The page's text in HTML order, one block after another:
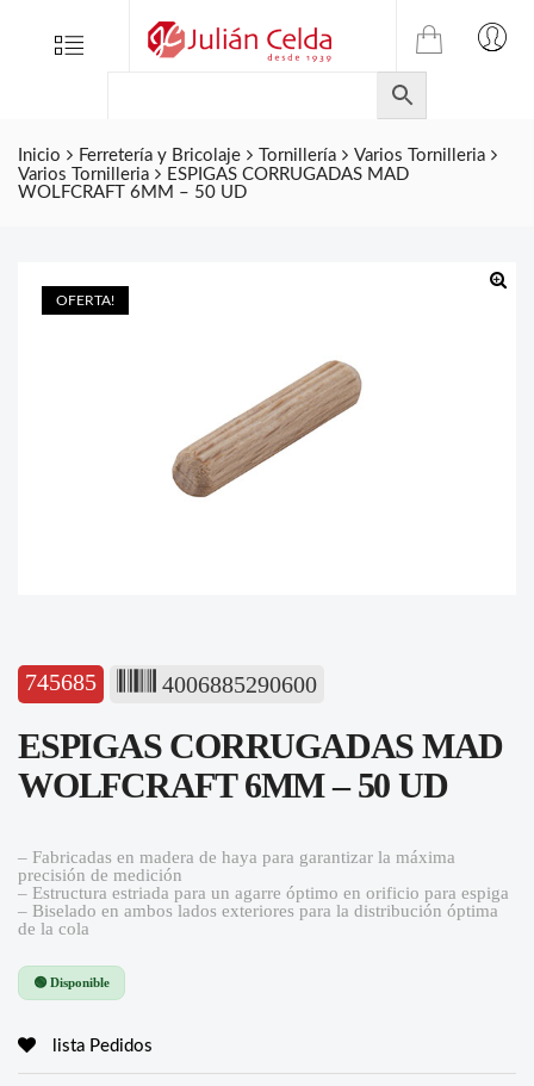
Menu
TIENDA
ONLINE
DE
JULIAN
CELDA
Inicio Ferretería y Bricolaje Tornillería
Varios Tornilleria
Varios Tornilleria
ESPIGAS CORRUGADAS MAD
WOLFCRAFT 6MM – 50 UD
OFERTA!
745685 4006885290600
ESPIGAS CORRUGADAS MAD
WOLFCRAFT 6MM – 50 UD
– Fabricadas en madera de haya para garantizar la máxima
precisión de medición
– Estructura estriada para un agarre óptimo en orificio para espiga
– Biselado en ambos lados exteriores para la distribución óptima
de la cola
🟢 Disponible
lista Pedidos
Folletos
Contacto